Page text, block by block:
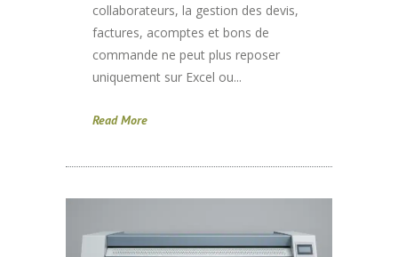
collaborateurs, la gestion des devis,
factures, acomptes et bons de
commande ne peut plus reposer
uniquement sur Excel ou...
Read More